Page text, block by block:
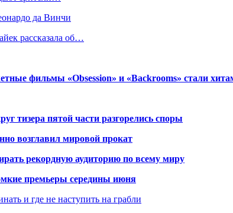
да Винчи
рассказала об…
фильмы «Obsession» и «Backrooms» стали
тизера пятой части разгорелись споры
возглавил мировой прокат
рекордную аудиторию по всему миру
премьеры середины июня
и где не наступить на грабли